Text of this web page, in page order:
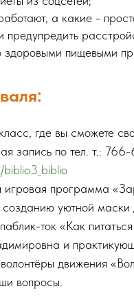
а какие -
здоровыми пищевыми
где вы сможете
запись по тел. т.:
biblio3_biblio
игровая программа
уютной маски
ток «Как
и
движения
вопросы.